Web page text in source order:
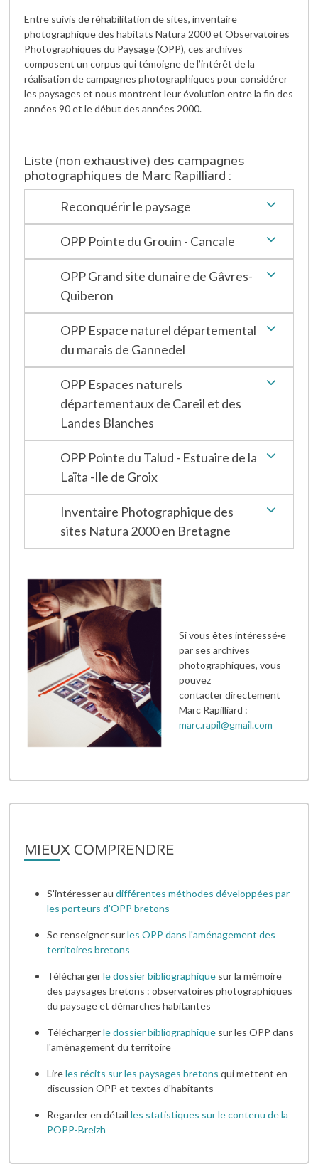
Entre suivis de réhabilitation de sites, inventaire
photographique des habitats Natura 2000 et Observatoires
Photographiques du Paysage (OPP), ces archives
composent un corpus qui témoigne de l’intérêt de la
réalisation de campagnes photographiques pour considérer
les paysages et nous montrent leur évolution entre la fin des
années 90 et le début des années 2000.
Liste (non exhaustive) des campagnes
photographiques de Marc Rapilliard :
Reconquérir le paysage
OPP Pointe du Grouin - Cancale
OPP Grand site dunaire de Gâvres-
Quiberon
OPP Espace naturel départemental
du marais de Gannedel
OPP Espaces naturels
départementaux de Careil et des
Landes Blanches
OPP Pointe du Talud - Estuaire de la
Laïta -Ile de Groix
Inventaire Photographique des
sites Natura 2000 en Bretagne
Si vous êtes intéressé·e
par ses archives
photographiques, vous
pouvez
contacter directement
Marc Rapilliard :
marc.rapil@gmail.com
MIEUX COMPRENDRE
S'intéresser au différentes méthodes développées par
les porteurs d'OPP bretons
Se renseigner surles OPP dans l'aménagement des
territoires bretons
Téléchargerle dossier bibliographique sur la mémoire
des paysages bretons : observatoires photographiques
du paysage et démarches habitantes
Téléchargerle dossier bibliographique sur les OPP dans
l'aménagement du territoire
Lireles récits sur les paysages bretons qui mettent en
discussion OPP et textes d'habitants
Regarder en détail les statistiques sur le contenu de la
POPP-Breizh